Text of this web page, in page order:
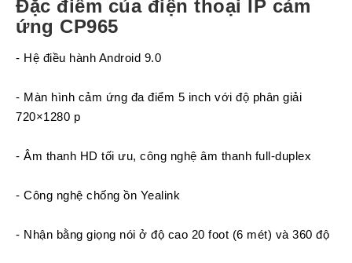
Đặc điểm của điện thoại IP cảm
ứng CP965
- Hệ điều hành Android 9.0
- Màn hình cảm ứng đa điểm 5 inch với độ phân giải
720×1280 p
- Âm thanh HD tối ưu, công nghệ âm thanh full-duplex
- Công nghệ chống ồn Yealink
- Nhận bằng giọng nói ở độ cao 20 foot (6 mét) và 360 độ